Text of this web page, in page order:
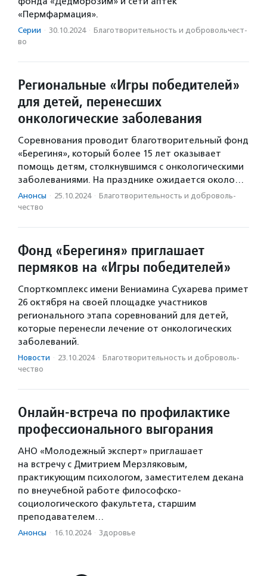
«Пермфармация».
Серии · 30.10.2024 · Благотвори­тель­ность и доброволь­чест­
во
Региональные «Игры победителей»
для детей, перенесших
онкологические заболевания
Соревнования проводит благотворительный фонд
«Берегиня», который более 15 лет оказывает
помощь детям, столкнувшимся с онкологическими
заболеваниями. На празднике ожидается около…
Анонсы · 25.10.2024 · Благотвори­тель­ность и доброволь­
чест­во
Фонд «Берегиня» приглашает
пермяков на «Игры победителей»
Спорткомплекс имени Вениамина Сухарева примет
26 октября на своей площадке участников
регионального этапа соревнований для детей,
которые перенесли лечение от онкологических
заболеваний.
Новости · 23.10.2024 · Благотвори­тель­ность и доброволь­
чест­во
Онлайн-встреча по профилактике
профессионального выгорания
АНО «Молодежный эксперт» приглашает
на встречу с Дмитрием Мерзляковым,
практикующим психологом, заместителем декана
по внеучебной работе философско-
социологического факультета, старшим
преподавателем…
Анонсы · 16.10.2024 · Здоровье